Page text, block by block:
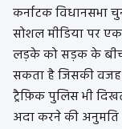
कर्नाटक विधानसभा
सोशल मीडिया पर
लड़के को सड़क के
सकता है जिसकी
ट्रैफ़िक पुलिस भी
अदा करने की अनुमति